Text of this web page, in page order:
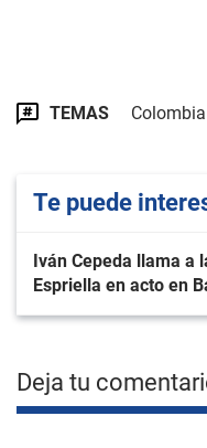
TEMAS Colombia
Te puede
Iván Cepeda llama a
Espriella en acto en
Deja tu